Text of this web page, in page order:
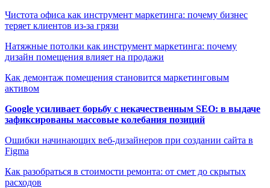
Чистота офиса как инструмент маркетинга: почему бизнес
теряет клиентов из-за грязи
Натяжные потолки как инструмент маркетинга: почему
дизайн помещения влияет на продажи
Как демонтаж помещения становится маркетинговым
активом
Google усиливает борьбу с некачественным SEO: в выдаче
зафиксированы массовые колебания позиций
Ошибки начинающих веб-дизайнеров при создании сайта в
Figma
Как разобраться в стоимости ремонта: от смет до скрытых
расходов